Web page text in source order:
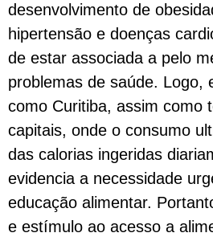
desenvolvimento de
hipertensão e doenças
de estar associada a pelo
problemas de saúde. Logo,
como Curitiba, assim como
capitais, onde o consumo
das calorias ingeridas
evidencia a necessidade
educação alimentar.
e estímulo ao acesso a